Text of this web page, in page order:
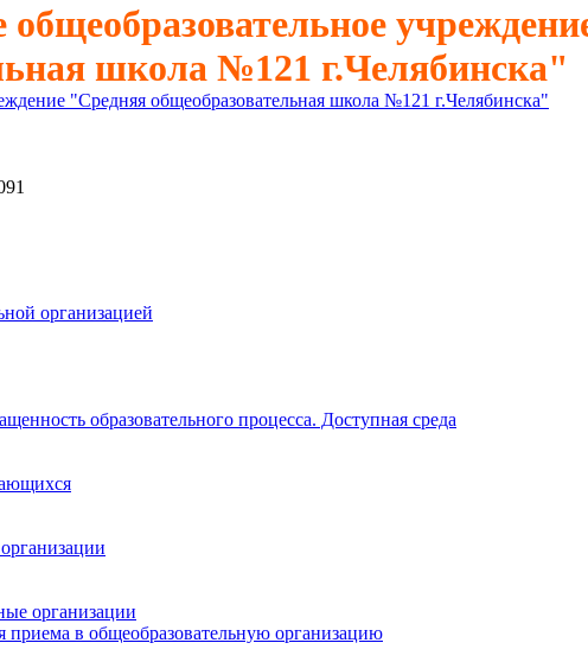
школа №121 г.Челябинска"
организацией
образовательного процесса. Доступная среда
организации
в общеобразовательную организацию